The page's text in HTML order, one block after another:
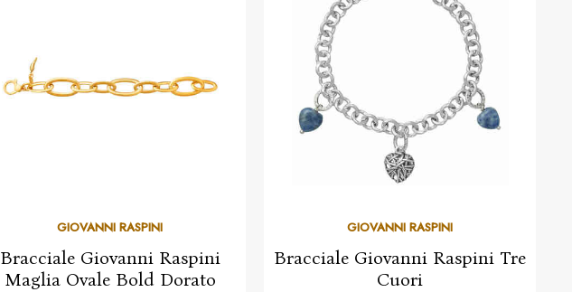
GIOVANNI RASPINI
Bracciale Giovanni Raspini
Maglia Ovale Bold Dorato
GIOVANNI RASPINI
Bracciale Giovanni Raspini Tre
Cuori